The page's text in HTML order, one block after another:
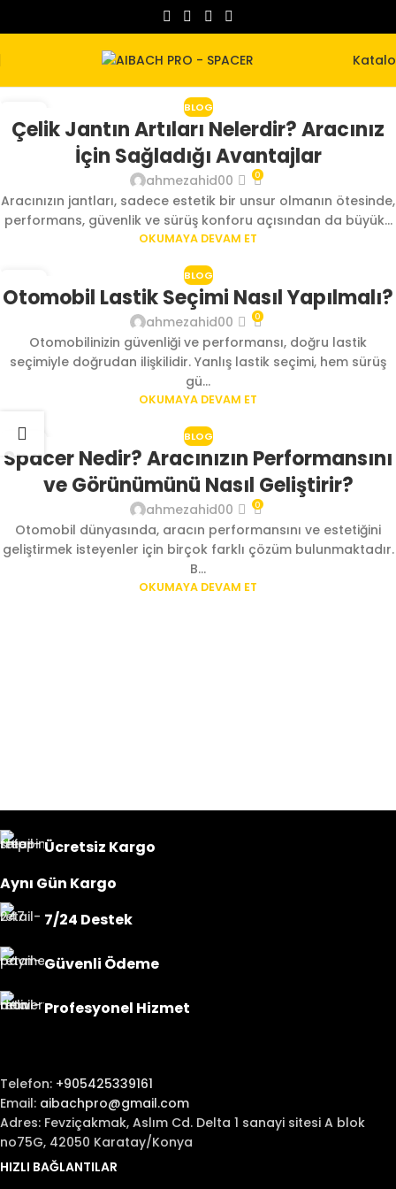
23
AĞU
BLOG
Çelik Jantın Artıları Nelerdir? Aracınız
İçin Sağladığı Avantajlar
ahmezahid00 0
Aracınızın jantları, sadece estetik bir unsur olmanın ötesinde,
performans, güvenlik ve sürüş konforu açısından da büyük...
OKUMAYA DEVAM ET
23
AĞU
BLOG
Otomobil Lastik Seçimi Nasıl Yapılmalı?
ahmezahid00 0
Otomobilinizin güvenliği ve performansı, doğru lastik
seçimiyle doğrudan ilişkilidir. Yanlış lastik seçimi, hem sürüş
gü...
OKUMAYA DEVAM ET
23
AĞU
BLOG
Spacer Nedir? Aracınızın Performansını
ve Görünümünü Nasıl Geliştirir?
ahmezahid00 0
Otomobil dünyasında, aracın performansını ve estetiğini
geliştirmek isteyenler için birçok farklı çözüm bulunmaktadır.
B...
OKUMAYA DEVAM ET
Ücretsiz Kargo
Aynı Gün Kargo
7/24 Destek
Güvenli Ödeme
Profesyonel Hizmet
Telefon: +905425339161
Email: aibachpro@gmail.com
Adres: Fevziçakmak, Aslım Cd. Delta 1 sanayi sitesi A blok
no75G, 42050 Karatay/Konya
HIZLI BAĞLANTILAR